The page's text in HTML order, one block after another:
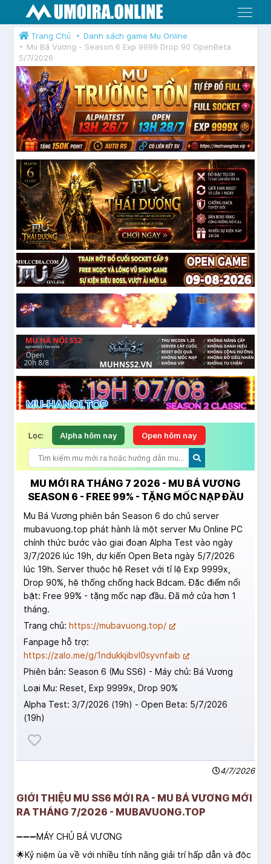
Menu
Trang Chủ
Danh sách game Mu Online
Mu Bá Vương - Season 6 Exp 9999 Drop 90 OpenBeta
5/7/2026
Lọc: Alpha hôm nay Open hôm nay
MU MỚI RA THÁNG 7 2026 - MU BÁ VƯƠNG
SEASON 6 - FREE 99% - TẶNG MỐC NẠP ĐẦU
Mu Bá Vương phiên bản Season 6 do chủ server
mubavuong.top phát hành là một server Mu Online PC
chính thức bước vào giai đoạn Alpha Test vào ngày
3/7/2026 lúc 19h, dự kiến Open Beta ngày 5/7/2026
lúc 19h. Server thuộc hệ Reset với tỉ lệ Exp 9999x,
Drop 90%, hệ thống chống hack Bdcam. Đặc điểm nổi
bật: Free 99% - tặng mốc nạp đầu. Đã mở cửa hơn 1
tháng.
Trang chủ: https://mubavuong.top/
Fanpage hỗ trợ:
https://zalo.me/g/1ndukkjibvl0syvnfaib
Phiên bản: Season 6 (Mu SS6) - Máy chủ: Bá Vương
Loại Mu: Reset, Exp 9999x, Drop 90%
Alpha Test: 3/7/2026 (19h) - Open Beta: 5/7/2026
(19h)
4/7/2026
GIỚI THIỆU MU SS6 MỚI RA - MU BÁ VƯƠNG MỚI
RA THÁNG 7/2026 - MUBAVUONG.TOP
➖➖➖MÁY CHỦ BÁ VƯƠNG
🌟Kỷ niệm ùa về với nhiều tính năng giải trí hấp dẫn và độc